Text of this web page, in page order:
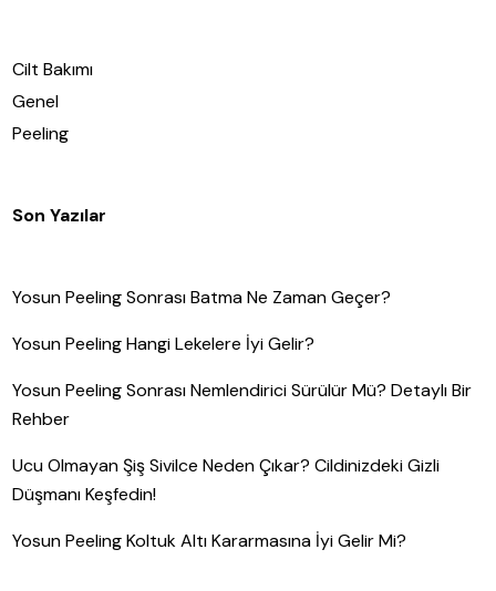
Cilt Bakımı
Genel
Peeling
Son Yazılar
Yosun Peeling Sonrası Batma Ne Zaman Geçer?
Yosun Peeling Hangi Lekelere İyi Gelir?
Yosun Peeling Sonrası Nemlendirici Sürülür Mü? Detaylı Bir
Rehber
Ucu Olmayan Şiş Sivilce Neden Çıkar? Cildinizdeki Gizli
Düşmanı Keşfedin!
Yosun Peeling Koltuk Altı Kararmasına İyi Gelir Mi?